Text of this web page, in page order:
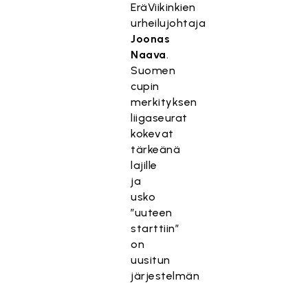
EräViikinkien
urheilujohtaja
Joonas
Naava.
Suomen
cupin
merkityksen
liigaseurat
kokevat
tärkeänä
lajille
ja
usko
”uuteen
starttiin”
on
uusitun
järjestelmän